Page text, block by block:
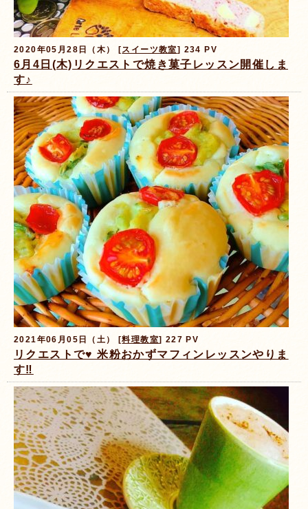
2020年05月28日（木） [スイーツ教室] 234 PV
6月4日(木)リクエストで焼き菓子レッスン開催しま
す♪
2021年06月05日（土） [料理教室] 227 PV
リクエストで♥️ 米粉おかずマフィンレッスンやりま
す‼️